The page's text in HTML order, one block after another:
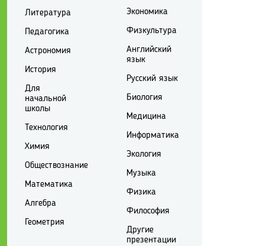
Литература
Педагогика
Астрономия
История
Для
начальной
школы
Технология
Химия
Обществознание
Математика
Алгебра
Геометрия
Экономика
Физкультура
Английский
язык
Русский язык
Биология
Медицина
Информатика
Экология
Музыка
Физика
Философия
Другие
презентации